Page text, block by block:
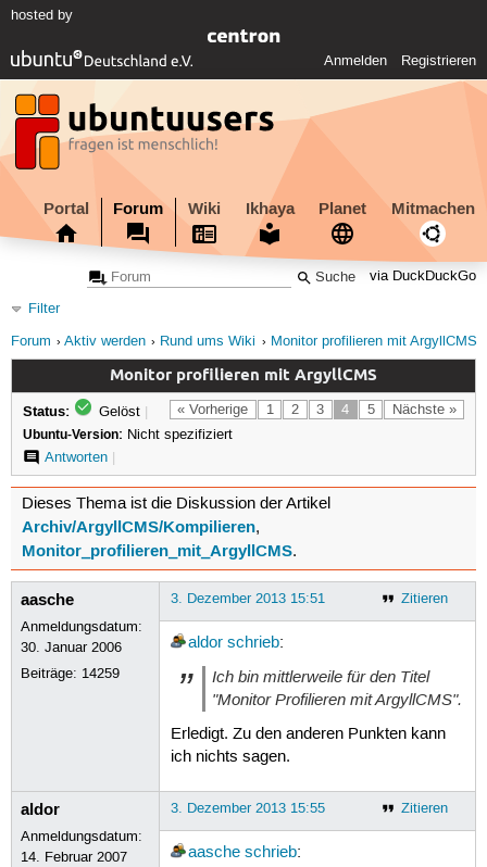
hosted by
Anmelden Registrieren
Portal Forum Wiki Ikhaya Planet Mitmachen
via DuckDuckGo
Filter
Forum
Aktiv werden Rund ums Wiki Monitor profilieren mit ArgyllCMS
Monitor profilieren mit ArgyllCMS
« Vorherige 1 2 3 4 5 Nächste »
Status: Gelöst |
Ubuntu-Version: Nicht spezifiziert
Antworten|
Dieses Thema ist die Diskussion der Artikel
Archiv/ArgyllCMS/Kompilieren,
Monitor_profilieren_mit_ArgyllCMS.
aasche
Anmeldungsdatum:
30. Januar 2006
Beiträge: 14259
Zitieren
3. Dezember 2013 15:51
aldor schrieb:
Ich bin mittlerweile für den Titel
"Monitor Profilieren mit ArgyllCMS".
Erledigt. Zu den anderen Punkten kann
ich nichts sagen.
aldor
Anmeldungsdatum:
14. Februar 2007
Zitieren
3. Dezember 2013 15:55
aasche schrieb: